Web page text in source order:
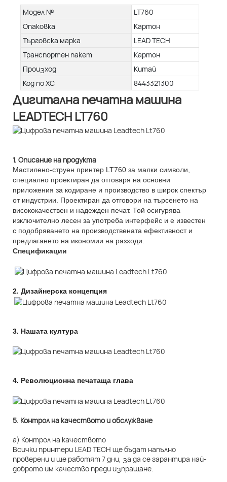
Модел №
LT760
Опаковка
Картон
Търговска марка
LEAD TECH
Транспортен пакет
Картон
Произход
Китай
Код по ХС
8443321300
Дигитална печатна машина
LEADTECH LT760
1. Описание на продукта
Мастилено-струен принтер LT760 за малки символи,
специално проектиран да отговаря на основни
приложения за кодиране и производство в широк спектър
от индустрии. Проектиран да отговори на търсенето на
висококачествен и надежден печат. Той осигурява
изключително лесен за употреба интерфейс и е известен
с подобряването на производствената ефективност и
предлагането на икономии на разходи.
Спецификации
2. Дизайнерска концепция
3. Нашата култура
4. Революционна печатаща глава
5. Контрол на качеството и обслужване
а) Контрол на качеството
Всички принтери LEAD TECH ще бъдат напълно
проверени и ще работят 7 дни, за да се гарантира най-
доброто им качество преди изпращане.